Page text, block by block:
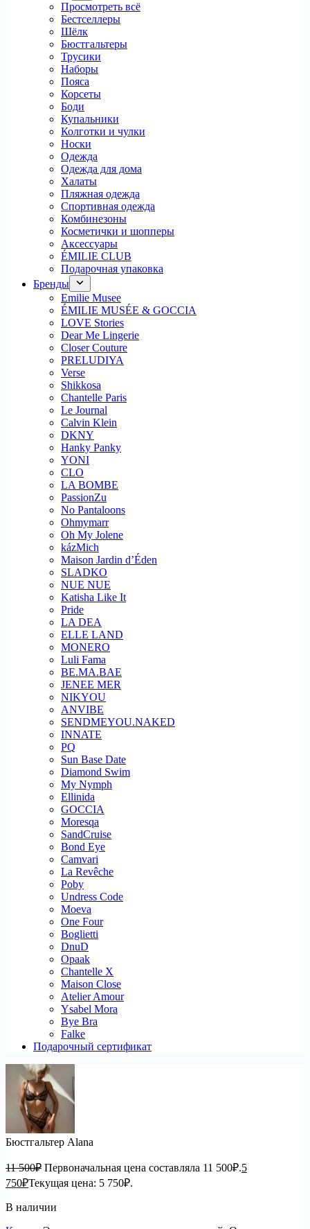
Просмотреть всё
Бестселлеры
Шёлк
Бюстгальтеры
Трусики
Наборы
Пояса
Корсеты
Боди
Купальники
Колготки и чулки
Носки
Одежда
Одежда для дома
Халаты
Пляжная одежда
Спортивная одежда
Комбинезоны
Косметички и шопперы
Аксессуары
ÉMILIE CLUB
Подарочная упаковка
Бренды
Emilie Musee
ÉMILIE MUSÉE & GOCCIA
LOVE Stories
Dear Me Lingerie
Closer Couture
PRELUDIYA
Verse
Shikkosa
Chantelle Paris
Le Journal
Calvin Klein
DKNY
Hanky Panky
YONI
CLO
LA BOMBE
PassionZu
No Pantaloons
Ohmymarr
Oh My Jolene
kázMich
Maison Jardin d’Éden
SLADKO
NUE NUE
Katisha Like It
Pride
LA DEA
ELLE LAND
MONERO
Luli Fama
BE.MA.BAE
JENEE MER
NIKYOU
ANVIBE
SENDMEYOU.NAKED
INNATE
PQ
Sun Base Date
Diamond Swim
My Nymph
Ellinida
GOCCIA
Moresqa
SandCruise
Bond Eye
Camvari
La Revêche
Poby
Undress Code
Moeva
One Four
Boglietti
DnuD
Opaak
Chantelle X
Maison Close
Atelier Amour
Ysabel Mora
Bye Bra
Falke
Подарочный сертификат
Бюстгальтер Alana
11 500₽ Первоначальная цена составляла 11 500₽.5
750₽Текущая цена: 5 750₽.
В наличии